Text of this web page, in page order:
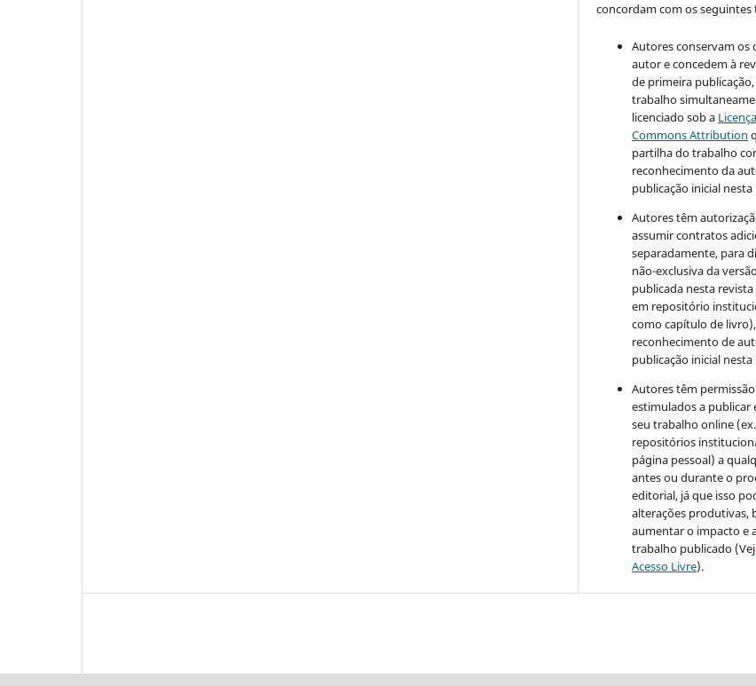
concordam com os seguintes
Autores conservam os
autor e concedem à
de primeira
trabalho
licenciado sob a
Commons Attribution
partilha do trabalho
reconhecimento da
publicação inicial nesta
Autores têm
assumir contratos
separadamente, para
não-exclusiva da
publicada nesta
em repositório
como capítulo de
reconhecimento de
publicação inicial nesta
Autores têm
estimulados a publicar
seu trabalho online
repositórios
página pessoal) a
antes ou durante o
editorial, já que isso
alterações produtivas,
aumentar o impacto e
trabalho publicado
Acesso Livre).